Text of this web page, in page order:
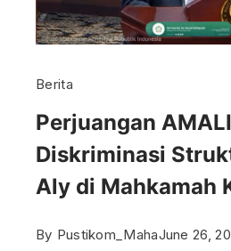
Berita
Perjuangan
Diskriminasi
Aly di Mahkamah
By Pustikom_MahaJune 26,